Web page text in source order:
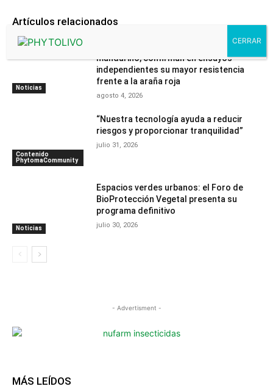
Artículos relacionados
Noticias
Havva y Sigal, dos nuevas variedades de
mandarino, confirman en ensayos
independientes su mayor resistencia
frente a la araña roja
agosto 4, 2026
Contenido
PhytomaCommunity
“Nuestra tecnología ayuda a reducir
riesgos y proporcionar tranquilidad”
julio 31, 2026
Noticias
Espacios verdes urbanos: el Foro de
BioProtección Vegetal presenta su
programa definitivo
julio 30, 2026
- Advertisment -
MÁS LEÍDOS